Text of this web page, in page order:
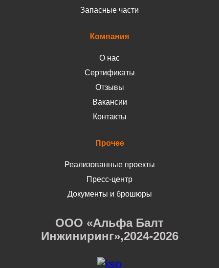
Запасные части
Компания
О нас
Сертификаты
Отзывы
Вакансии
Контакты
Прочее
Реализованные проекты
Пресс-центр
Документы и брошюры
ООО «Альфа Балт
Инжиниринг»,2024-2026